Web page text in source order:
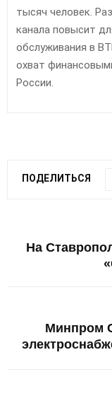
тысяч человек.
канала повысит
обслуживания в
охват
России.
ПОДЕЛИТЬСЯ
На
Минпром